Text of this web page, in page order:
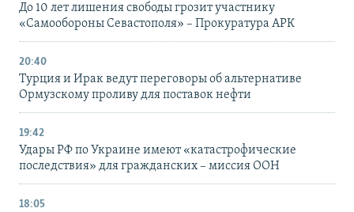
До 10 лет лишения свободы грозит участнику
«Самообороны Севастополя» – Прокуратура АРК
20:40
Турция и Ирак ведут переговоры об альтернативе
Ормузскому проливу для поставок нефти
19:42
Удары РФ по Украине имеют «катастрофические
последствия» для гражданских – миссия ООН
18:05